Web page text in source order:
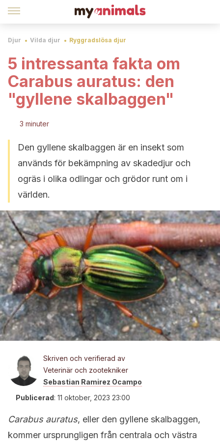
Djur Vilda djur Ryggradslösa djur
5 intressanta fakta om
Carabus auratus: den
"gyllene skalbaggen"
3 minuter
Den gyllene skalbaggen är en insekt som
används för bekämpning av skadedjur och
ogräs i olika odlingar och grödor runt om i
världen.
Skriven och verifierad av
Veterinär och zootekniker
Sebastian Ramirez Ocampo
Publicerad: 11 oktober, 2023 23:00
Carabus auratus, eller den gyllene skalbaggen,
kommer ursprungligen från centrala och västra